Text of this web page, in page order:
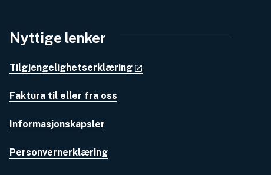
Nyttige lenker
Tilgjengelighetserklæring
Faktura til eller fra oss
Informasjonskapsler
Personvernerklæring